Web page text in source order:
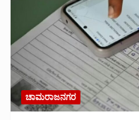
ಚಾಮರಾಜನಗರ